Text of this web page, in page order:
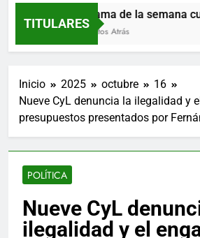
TITULARES
Programa de la semana
41 Minutos Atrás
Inicio 2025 octubre
16
Nueve CyL denuncia la ilegalidad y
presupuestos presentados por
POLÍTICA
Nueve CyL
ilegalidad y el